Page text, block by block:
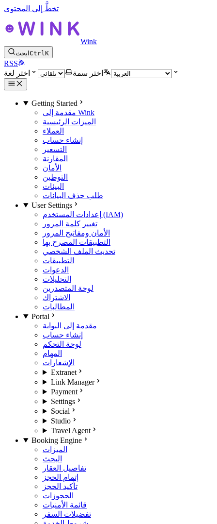
تخطَّ إلى المحتوى
Wink
ابحث CtrlK
RSS
اختر سمة
اختر لغة
Getting Started
مقدمة إلى Wink
الميزات الرئيسية
العملاء
إنشاء حساب
التسعير
المقارنة
الأمان
التوطين
البيئات
طلب حذف البيانات
User Settings
إعدادات المستخدم (IAM)
تغيير كلمة المرور
الأمان ومفاتيح المرور
التطبيقات المصرح بها
تحديث الملف الشخصي
التطبيقات
الدعوات
التحليلات
لوحة المتصدرين
الاشتراك
المطالبات
Portal
مقدمة إلى البوابة
إنشاء حساب
لوحة التحكم
المهام
الإشعارات
Extranet
Link Manager
Payment
Settings
Social
Studio
Travel Agent
Booking Engine
الميزات
البحث
تفاصيل العقار
إتمام الحجز
تأكيد الحجز
الحجوزات
قائمة الأمنيات
تفضيلات السفر